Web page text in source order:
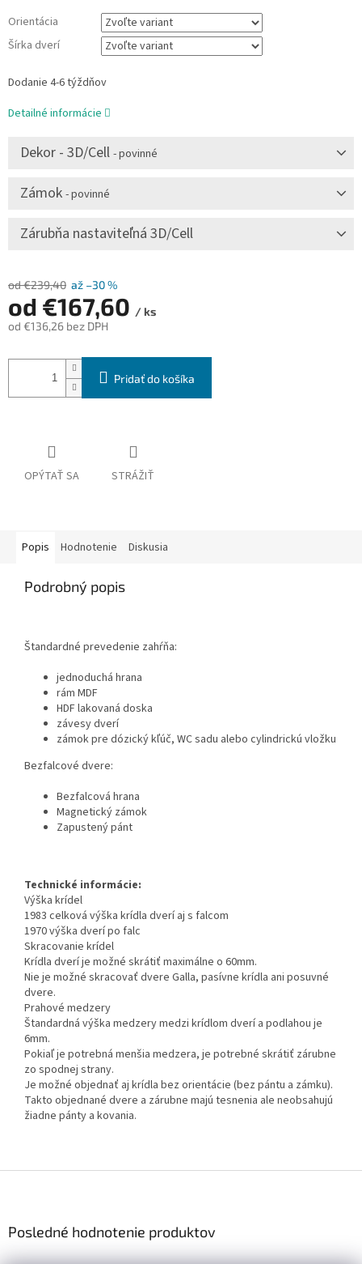
Orientácia
Šírka dverí
Dodanie 4-6 týždňov
Detailné informácie
OPÝTAŤ SA STRÁŽIŤ
Dekor - 3D/Cell- povinné
Zámok- povinné
Zárubňa nastaviteľná 3D/Cell
od €239,40 až –30 %
od €167,60 / ks
od €136,26 bez DPH
cena:
Pridať do košíka
Popis Hodnotenie Diskusia
Podrobný popis
Štandardné prevedenie zahŕňa:
jednoduchá hrana
rám MDF
HDF lakovaná doska
závesydverí
zámokpre dózickýkľúč, WCsadu alebo cylindrickú vložku
Bezfalcové dvere:
Bezfalcová hrana
Magnetický zámok
Zapustený pánt
Technické informácie:
Výška krídel
1983 celková výška krídla dverí aj s falcom
1970 výška dverí po falc
Skracovanie krídel
Krídla dverí je možné skrátiť maximálne o 60mm.
Nie je možné skracovať dvere Galla, pasívne krídla ani posuvné
dvere.
Prahové medzery
Štandardná výška medzery medzi krídlom dverí a podlahou je
6mm.
Pokiaľ je potrebná menšia medzera, je potrebné skrátiť zárubne
zo spodnej strany.
Je možné objednať aj krídla bez orientácie (bez pántu a zámku).
Takto objednané dvere a zárubne majú tesnenia ale neobsahujú
žiadne pánty a kovania.
Posledné hodnotenie produktov